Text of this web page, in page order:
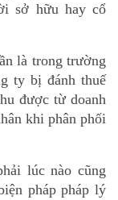
sở hữu hay cổ
là trong trường
ty bị đánh thuế
được từ doanh
khi phân phối
lúc nào cũng
pháp pháp lý